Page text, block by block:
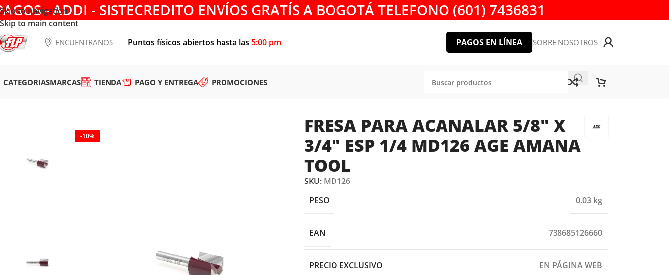
Skip to navigation
Skip to main content
- ADDI - SISTECREDITO ENVÍOS GRATÍS A BOGOTÁ TELEFONO (601) 7436831
ENCUENTRANOS Puntos físicos abiertos hasta las 5:00 pm PAGOS EN LÍNEA SOBRE NOSOTROS
CATEGORIASMARCAS TIENDA PAGO Y ENTREGA PROMOCIONES
-10%
FRESA PARA ACANALAR 5/8″ X
3/4″ ESP 1/4 MD126 AGE AMANA
TOOL
SKU: MD126
PESO
0.03 kg
EAN 738685126660
PRECIO EXCLUSIVO EN PÁGINA WEB